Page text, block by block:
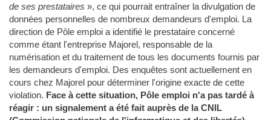
de ses prestataires », ce qui pourrait entraîner la divulgation de
données personnelles de nombreux demandeurs d'emploi. La
direction de Pôle emploi a identifié le prestataire concerné
comme étant l'entreprise Majorel, responsable de la
numérisation et du traitement de tous les documents fournis par
les demandeurs d'emploi. Des enquêtes sont actuellement en
cours chez Majorel pour déterminer l'origine exacte de cette
violation. Face à cette situation, Pôle emploi n'a pas tardé à
réagir : un signalement a été fait auprès de la CNIL